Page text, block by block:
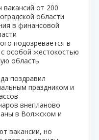
вакансий от 200
области
в финансовой
подозревается в
особой жестокостью
область
поздравил
праздником и
внепланово
в Волжском и
вакансии, но